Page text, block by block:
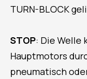
TURN-BLOCK
STOP: Die Welle
Hauptmotors
pneumatisch